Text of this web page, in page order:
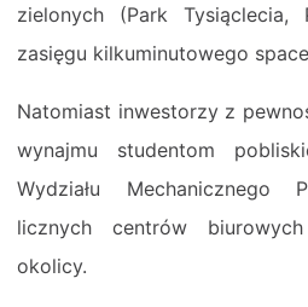
zielonych (Park Tysiąclecia,
zasięgu kilkuminutowego
Natomiast inwestorzy z
wynajmu studentom
Wydziału Mechanicznego
licznych centrów
okolicy.